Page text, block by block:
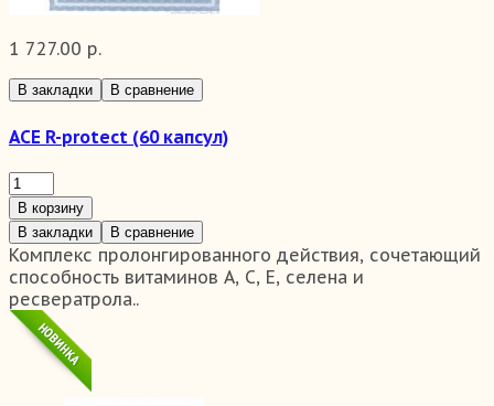
1 727.00 р.
В закладки В сравнение
ACE R-protect (60 капсул)
В корзину
В закладки
В сравнение
Комплекс пролонгированного действия, сочетающий
способность витаминов А, С, Е, селена и
ресвератрола..